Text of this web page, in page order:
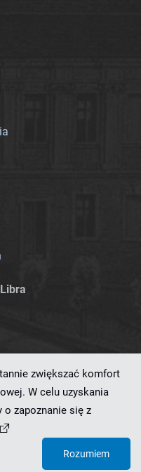
zwiększać komfort
W celu uzyskania
o zapoznanie się z
Rozumiem